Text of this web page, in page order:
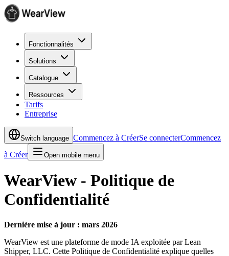
Fonctionnalités
Solutions
Catalogue
Ressources
Tarifs
Entreprise
Switch language Commencez à CréerSe connecterCommencez
à Créer
Open mobile menu
WearView - Politique de
Confidentialité
Dernière mise à jour : mars 2026
WearView est une plateforme de mode IA exploitée par Lean
Shipper, LLC. Cette Politique de Confidentialité explique quelles